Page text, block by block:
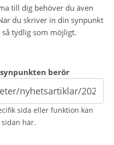
till dig behöver du även
du skriver in din synpunkt
tydlig som möjligt.
berör
sida eller funktion kan
här.